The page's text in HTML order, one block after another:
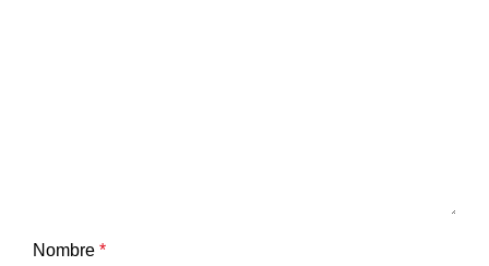
Nombre *